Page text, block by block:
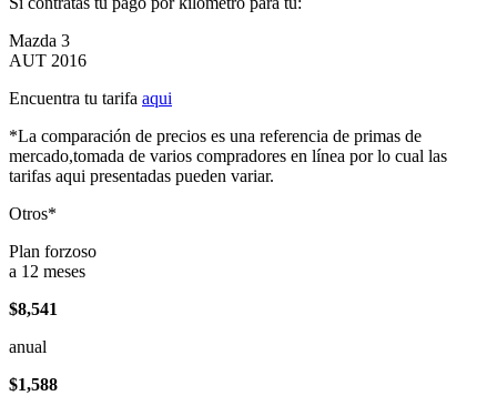
Mazda 3
AUT 2016
Encuentra tu tarifa aqui
*La comparación de precios es una referencia de primas de
mercado,tomada de varios compradores en línea por lo cual las
tarifas aqui presentadas pueden variar.
Otros*
Plan forzoso
a 12 meses
$8,541
anual
$1,588